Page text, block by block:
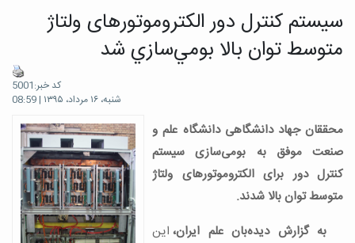
سیستم کنترل دور الکتروموتورهای ولتاژ
متوسط توان بالا بومي‌سازي شد
کد خبر:5001
شنبه، ۱۶ مرداد، ۱۳۹۵ | 08:59
محققان جهاد دانشگاهی دانشگاه علم و
صنعت موفق به بومی‌سازی سیستم
کنترل دور برای الکتروموتورهای ولتاژ
متوسط توان بالا شدند.
به گزارش دیده‌بان علم ایران،این